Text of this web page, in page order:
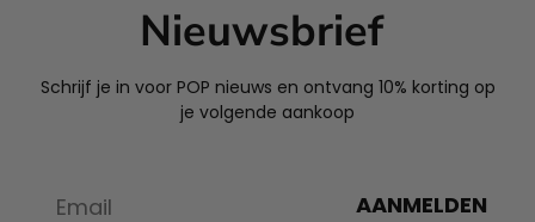
Nieuwsbrief
Schrijf je in voor POP nieuws en ontvang 10% korting op
je volgende aankoop
AANMELDEN